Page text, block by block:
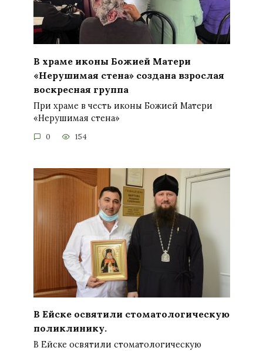
В храме иконы Божией Матери
«Нерушимая стена» создана взрослая
воскресная группа
При храме в честь иконы Божией Матери
«Нерушимая стена»
0 154
В Ейске освятили стоматологическую
поликлинику.
В Ейске освятили стоматологическую